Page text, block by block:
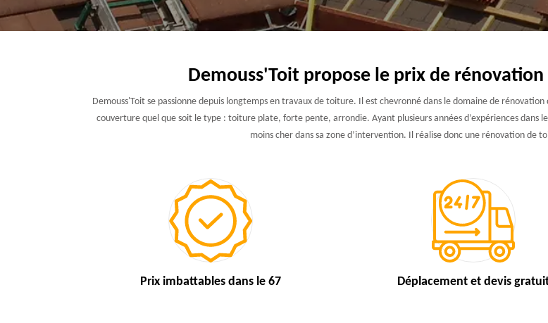
Demouss'Toit propose le prix de
Demouss'Toit se passionne depuis longtemps en travaux de toiture. Il est chevronné dans le domaine de
couverture quel que soit le type : toiture plate, forte pente, arrondie. Ayant plusieurs années d’expériences dans
moins cher dans sa zone d’intervention. Il réalise donc une rénovation de
Prix imbattables dans le 67 Déplacement et devis